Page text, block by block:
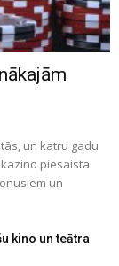
un katru gadu
piesaista
un
kino un teātra